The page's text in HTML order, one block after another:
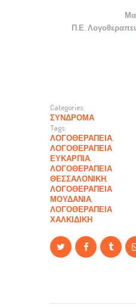
Π.Ε.
Categories:
ΣΎΝΔΡΟΜΑ
Tags:
ΛΟΓΟΘΕΡΑΠΕΊΑ,
ΛΟΓΟΘΕΡΑΠΕΊΑ
ΕΥΚΑΡΠΊΑ,
ΛΟΓΟΘΕΡΑΠΕΊΑ
ΘΕΣΣΑΛΟΝΊΚΗ,
ΛΟΓΟΘΕΡΑΠΕΊΑ
ΜΟΥΔΑΝΙΆ,
ΛΟΓΟΘΕΡΑΠΕΊΑ
ΧΑΛΚΙΔΙΚΉ